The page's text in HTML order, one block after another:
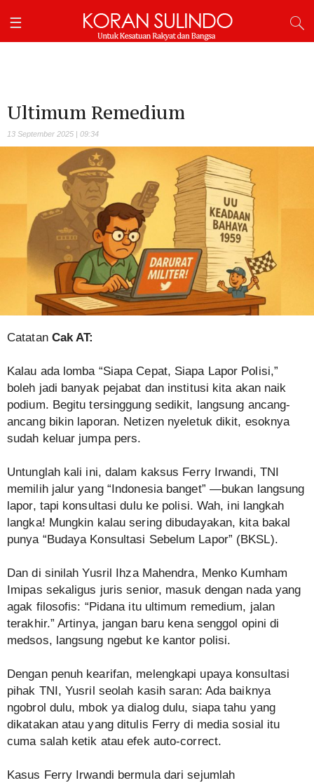
Ultimum Remedium
13 September 2025 | 09:34
Catatan Cak AT:
Kalau ada lomba “Siapa Cepat, Siapa Lapor Polisi,”
boleh jadi banyak pejabat dan institusi kita akan naik
podium. Begitu tersinggung sedikit, langsung ancang-
ancang bikin laporan. Netizen nyeletuk dikit, esoknya
sudah keluar jumpa pers.
Untunglah kali ini, dalam kaksus Ferry Irwandi, TNI
memilih jalur yang “Indonesia banget” —bukan langsung
lapor, tapi konsultasi dulu ke polisi. Wah, ini langkah
langka! Mungkin kalau sering dibudayakan, kita bakal
punya “Budaya Konsultasi Sebelum Lapor” (BKSL).
Dan di sinilah Yusril Ihza Mahendra, Menko Kumham
Imipas sekaligus juris senior, masuk dengan nada yang
agak filosofis: “Pidana itu ultimum remedium, jalan
terakhir.” Artinya, jangan baru kena senggol opini di
medsos, langsung ngebut ke kantor polisi.
Dengan penuh kearifan, melengkapi upaya konsultasi
pihak TNI, Yusril seolah kasih saran: Ada baiknya
ngobrol dulu, mbok ya dialog dulu, siapa tahu yang
dikatakan atau yang ditulis Ferry di media sosial itu
cuma salah ketik atau efek auto-correct.
Kasus Ferry Irwandi bermula dari sejumlah